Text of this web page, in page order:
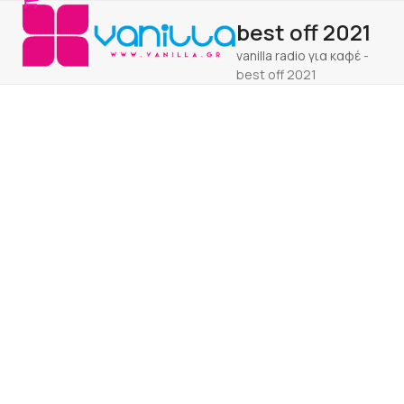
Skip
content
Open
mobile
menu
Close
mobile
menu
best off 2021
vanilla radio για καφέ -
best off 2021